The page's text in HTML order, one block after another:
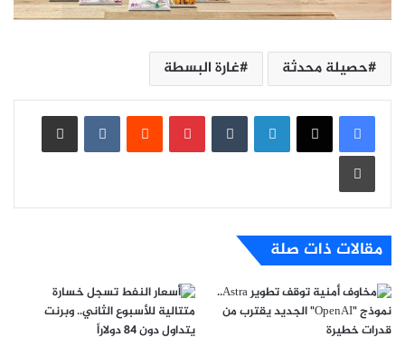
حصيلة محدثة غارة البسطة
لينكدإن بينتيريست
مشاركة عبر البريد
طباعة
مقالات ذات صلة